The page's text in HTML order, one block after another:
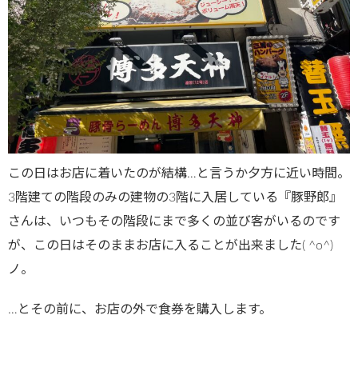
この日はお店に着いたのが結構…と言うか夕方に近い時間。
3階建ての階段のみの建物の3階に入居している『豚野郎』
さんは、いつもその階段にまで多くの並び客がいるのです
が、この日はそのままお店に入ることが出来ました( ^o^)
ノ。
…とその前に、お店の外で食券を購入します。